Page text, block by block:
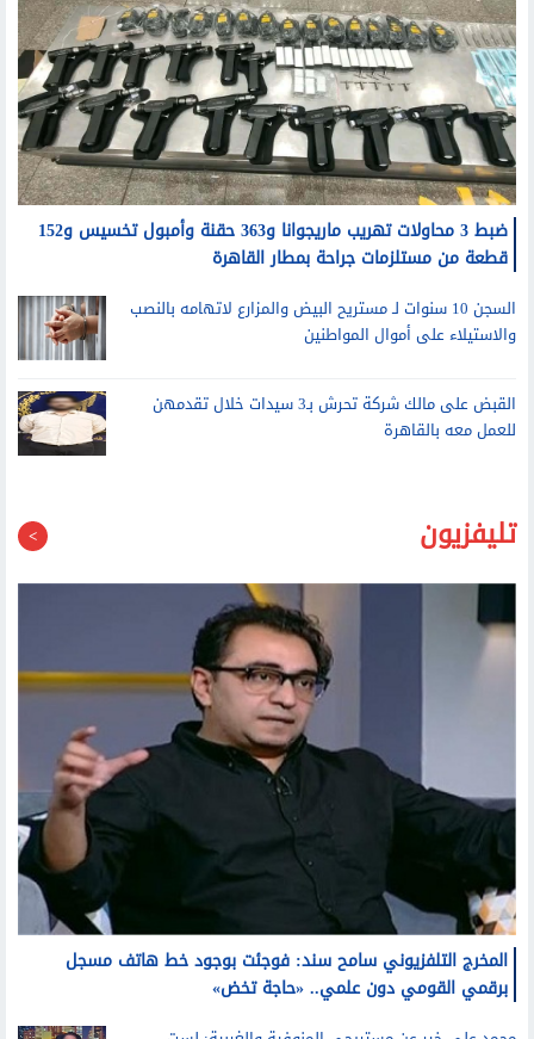
ضبط 3 محاولات تهريب ماريجوانا و363 حقنة وأمبول تخسيس و152
قطعة من مستلزمات جراحة بمطار القاهرة
السجن 10 سنوات لـ مستريح البيض والمزارع لاتهامه بالنصب
والاستيلاء على أموال المواطنين
القبض على مالك شركة تحرش بـ3 سيدات خلال تقدمهن
للعمل معه بالقاهرة
تليفزيون
المخرج التلفزيوني سامح سند: فوجئت بوجود خط هاتف مسجل
برقمي القومي دون علمي.. «حاجة تخض»